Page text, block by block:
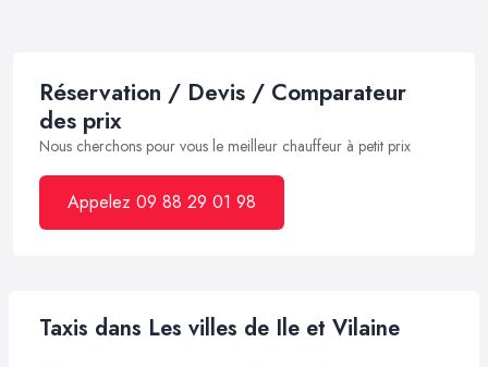
Réservation / Devis / Comparateur
des prix
Nous cherchons pour vous le meilleur chauffeur à petit prix
Appelez 09 88 29 01 98
Taxis dans Les villes de Ile et Vilaine